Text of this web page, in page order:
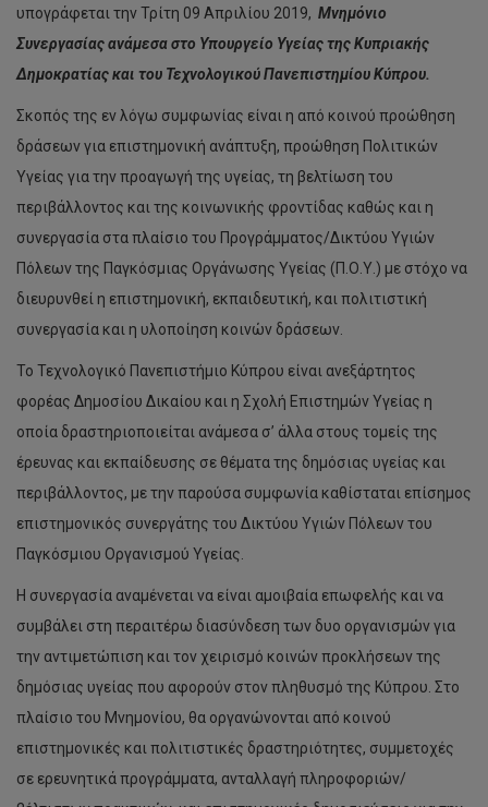
υπογράφεται την Τρίτη 09 Απριλίου 2019, Μνημόνιο
Συνεργασίας ανάμεσα στο Υπουργείο Υγείας της Κυπριακής
Δημοκρατίας και του Τεχνολογικού Πανεπιστημίου Κύπρου.
Σκοπός της εν λόγω συμφωνίας είναι η από κοινού προώθηση
δράσεων για επιστημονική ανάπτυξη, προώθηση Πολιτικών
Υγείας για την προαγωγή της υγείας, τη βελτίωση του
περιβάλλοντος και της κοινωνικής φροντίδας καθώς και η
συνεργασία στα πλαίσιο του Προγράμματος/Δικτύου Υγιών
Πόλεων της Παγκόσμιας Οργάνωσης Υγείας (Π.Ο.Υ.) με στόχο να
διευρυνθεί η επιστημονική, εκπαιδευτική, και πολιτιστική
συνεργασία και η υλοποίηση κοινών δράσεων.
Το Τεχνολογικό Πανεπιστήμιο Κύπρου είναι ανεξάρτητος
φορέας Δημοσίου Δικαίου και η Σχολή Επιστημών Υγείας η
οποία δραστηριοποιείται ανάμεσα σ’ άλλα στους τομείς της
έρευνας και εκπαίδευσης σε θέματα της δημόσιας υγείας και
περιβάλλοντος, με την παρούσα συμφωνία καθίσταται επίσημος
επιστημονικός συνεργάτης του Δικτύου Υγιών Πόλεων του
Παγκόσμιου Οργανισμού Υγείας.
Η συνεργασία αναμένεται να είναι αμοιβαία επωφελής και να
συμβάλει στη περαιτέρω διασύνδεση των δυο οργανισμών για
την αντιμετώπιση και τον χειρισμό κοινών προκλήσεων της
δημόσιας υγείας που αφορούν στον πληθυσμό της Κύπρου. Στο
πλαίσιο του Μνημονίου, θα οργανώνονται από κοινού
επιστημονικές και πολιτιστικές δραστηριότητες, συμμετοχές
σε ερευνητικά προγράμματα, ανταλλαγή πληροφοριών/